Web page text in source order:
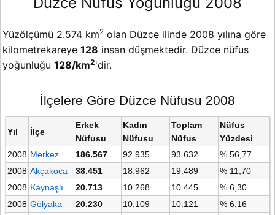
Yüzölçümü 2.574 km2 olan Düzce ilinde 2008 yılına göre
kilometrekareye 128 insan düşmektedir. Düzce nüfus
yoğunluğu 128/km2'dir.
İlçelere Göre Düzce Nüfusu 2008
Yıl İlçe
Erkek
Nüfusu
Kadın
Nüfusu
Toplam
Nüfus
Nüfus
Yüzdesi
2008 Merkez 186.567 92.935 93.632
% 56,77
2008 Akçakoca 38.451 18.962 19.489
% 11,70
2008 Kaynaşlı 20.713 10.268 10.445
% 6,30
2008 Gölyaka 20.230 10.109 10.121
% 6,16